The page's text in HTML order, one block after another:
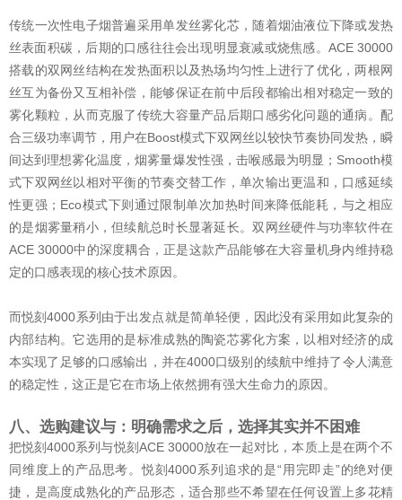
传统一次性电子烟普遍采用单发丝雾化芯，随着烟油液位下降或发热
丝表面积碳，后期的口感往往会出现明显衰减或烧焦感。ACE 30000
搭载的双网丝结构在发热面积以及热场均匀性上进行了优化，两根网
丝互为备份又互相补偿，能够保证在前中后段都输出相对稳定一致的
雾化颗粒，从而克服了传统大容量产品后期口感劣化问题的通病。配
合三级功率调节，用户在Boost模式下双网丝以较快节奏协同发热，瞬
间达到理想雾化温度，烟雾量爆发性强，击喉感最为明显；Smooth模
式下双网丝以相对平衡的节奏交替工作，单次输出更温和，口感延续
性更强；Eco模式下则通过限制单次加热时间来降低能耗，与之相应
的是烟雾量稍小，但续航总时长显著延长。双网丝硬件与功率软件在
ACE 30000中的深度耦合，正是这款产品能够在大容量机身内维持稳
定的口感表现的核心技术原因。
而悦刻4000系列由于出发点就是简单轻便，因此没有采用如此复杂的
内部结构。它选用的是标准成熟的陶瓷芯雾化方案，以相对经济的成
本实现了足够的口感输出，并在4000口级别的续航中维持了令人满意
的稳定性，这正是它在市场上依然拥有强大生命力的原因。
八、选购建议与：明确需求之后，选择其实并不困难
把悦刻4000系列与悦刻ACE 30000放在一起对比，本质上是在两个不
同维度上的产品思考。悦刻4000系列追求的是“用完即走”的绝对便
捷，是高度成熟化的产品形态，适合那些不希望在任何设置上多花精